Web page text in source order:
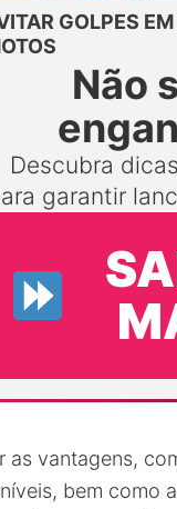
GOLPES
Não
Descubra
garantir
vantagens,
bem como